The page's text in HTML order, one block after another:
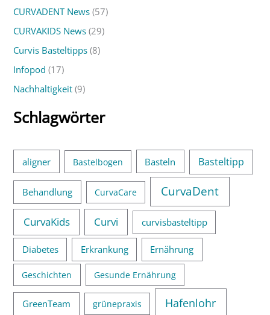
n
n
a
c
CURVADENT News (57)
CURVAKIDS News (29)
Curvis Basteltipps (8)
Infopod (17)
Nachhaltigkeit (9)
Schlagwörter
aligner Bastelbogen Basteln Basteltipp
Behandlung CurvaCare CurvaDent
CurvaKids Curvi curvisbasteltipp
Diabetes Erkrankung Ernährung
Geschichten Gesunde Ernährung
GreenTeam grünepraxis Hafenlohr